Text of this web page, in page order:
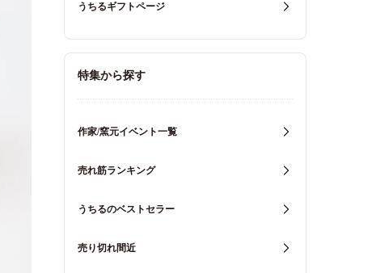
うちるギフトページ
特集から探す
作家/窯元イベント一覧
売れ筋ランキング
うちるのベストセラー
売り切れ間近